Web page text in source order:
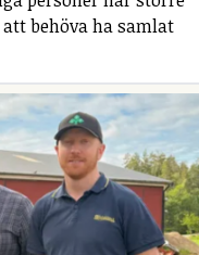
behöva ha samlat